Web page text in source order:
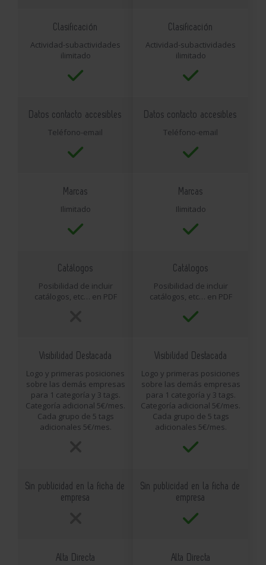
Clasificación
Actividad-subactividades
ilimitado
Datos contacto accesibles
Teléfono-email
Marcas
Ilimitado
Catálogos
Posibilidad de incluir
catálogos, etc… en PDF
Visibilidad Destacada
Logo y primeras posiciones
sobre las demás empresas
para 1 categoría y 3 tags.
Categoría adicional 5€/mes.
Cada grupo de 5 tags
adicionales 5€/mes.
Sin publicidad en la ficha de
empresa
Alta Directa
Clasificación
Actividad-subactividades
ilimitado
Datos contacto accesibles
Teléfono-email
Marcas
Ilimitado
Catálogos
Posibilidad de incluir
catálogos, etc… en PDF
Visibilidad Destacada
Logo y primeras posiciones
sobre las demás empresas
para 1 categoría y 3 tags.
Categoría adicional 5€/mes.
Cada grupo de 5 tags
adicionales 5€/mes.
Sin publicidad en la ficha de
empresa
Alta Directa